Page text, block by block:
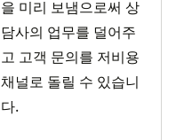
을 미리 보냄으로써 상
담사의 업무를 덜어주
고 고객 문의를 저비용
채널로 돌릴 수 있습니
다.